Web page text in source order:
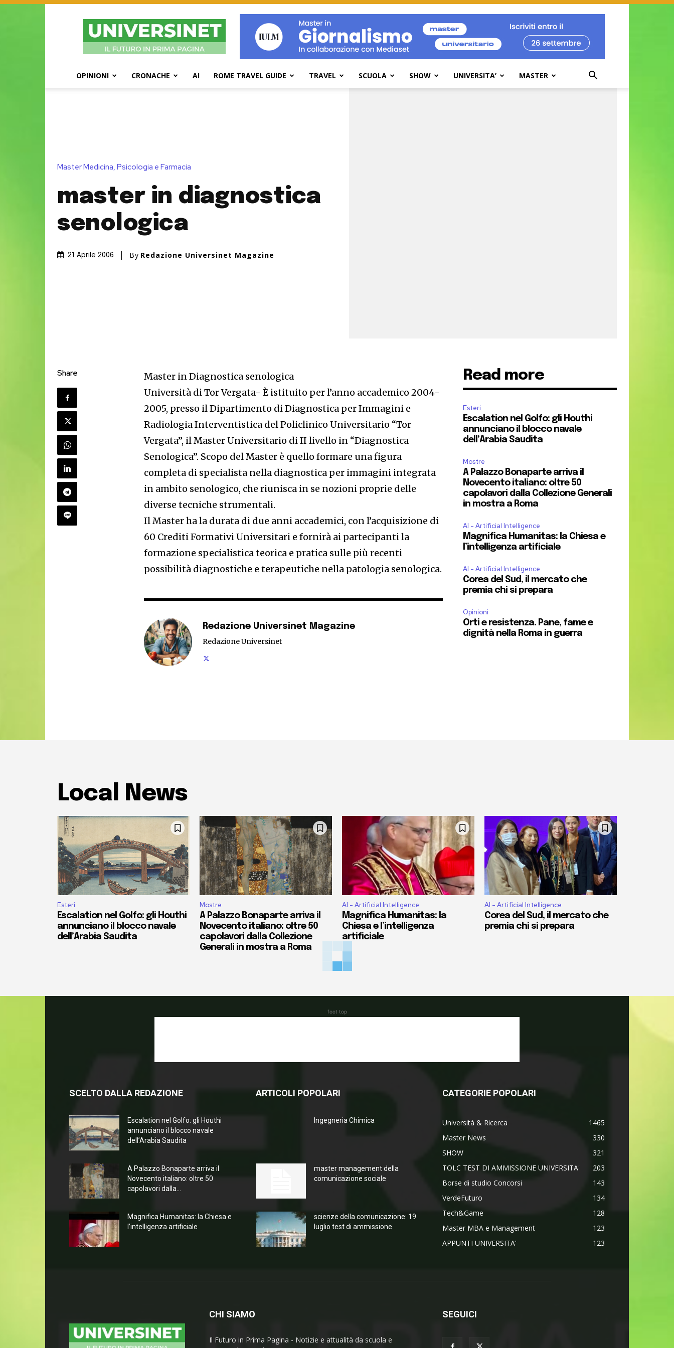
UniversiNet
Magazine
OPINIONI CRONACHE AI ROME TRAVEL GUIDE TRAVEL SCUOLA SHOW UNIVERSITA’ MASTER
Master Medicina, Psicologia e Farmacia
master in diagnostica
senologica
21 Aprile 2006 By Redazione Universinet Magazine
Share
Master in Diagnostica senologica
Università di Tor Vergata- È istituito per l’anno accademico 2004-
2005, presso il Dipartimento di Diagnostica per Immagini e
Radiologia Interventistica del Policlinico Universitario “Tor
Vergata”, il Master Universitario di II livello in “Diagnostica
Senologica”. Scopo del Master è quello formare una figura
completa di specialista nella diagnostica per immagini integrata
in ambito senologico, che riunisca in se nozioni proprie delle
diverse tecniche strumentali.
Il Master ha la durata di due anni accademici, con l’acquisizione di
60 Crediti Formativi Universitari e fornirà ai partecipanti la
formazione specialistica teorica e pratica sulle più recenti
possibilità diagnostiche e terapeutiche nella patologia senologica.
Redazione Universinet Magazine
Redazione Universinet
Read more
Esteri
Escalation nel Golfo: gli Houthi
annunciano il blocco navale
dell’Arabia Saudita
Mostre
A Palazzo Bonaparte arriva il
Novecento italiano: oltre 50
capolavori dalla Collezione Generali
in mostra a Roma
AI - Artificial Intelligence
Magnifica Humanitas: la Chiesa e
l’intelligenza artificiale
AI - Artificial Intelligence
Corea del Sud, il mercato che
premia chi si prepara
Opinioni
Orti e resistenza. Pane, fame e
dignità nella Roma in guerra
Local News
Esteri
Escalation nel Golfo: gli Houthi
annunciano il blocco navale
dell’Arabia Saudita
Mostre
A Palazzo Bonaparte arriva il
Novecento italiano: oltre 50
capolavori dalla Collezione
Generali in mostra a Roma
AI - Artificial Intelligence
Magnifica Humanitas: la
Chiesa e l’intelligenza
artificiale
AI - Artificial Intelligence
Corea del Sud, il mercato che
premia chi si prepara
foot top
SCELTO DALLA REDAZIONE
Escalation nel Golfo: gli Houthi
annunciano il blocco navale
dell’Arabia Saudita
A Palazzo Bonaparte arriva il
Novecento italiano: oltre 50
capolavori dalla...
Magnifica Humanitas: la Chiesa e
l’intelligenza artificiale
ARTICOLI POPOLARI
Ingegneria Chimica
master management della
comunicazione sociale
scienze della comunicazione: 19
luglio test di ammissione
CATEGORIE POPOLARI
Università & Ricerca
1465
Master News
330
SHOW
321
TOLC TEST DI AMMISSIONE UNIVERSITA'
203
Borse di studio Concorsi
143
VerdeFuturo
134
Tech&Game
128
Master MBA e Management
123
APPUNTI UNIVERSITA'
123
CHI SIAMO
Il Futuro in Prima Pagina - Notizie e attualità da scuola e
SEGUICI